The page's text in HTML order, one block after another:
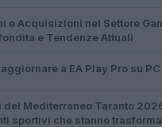
e Acquisizioni nel Settore
e Tendenze Attuali
a EA Play Pro su PC
del Mediterraneo Taranto
sportivi che stanno